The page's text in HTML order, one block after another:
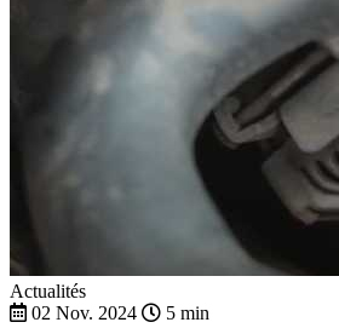
Actualités
02 Nov. 2024
5 min